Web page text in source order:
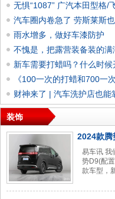
无惧“1087” 广汽本田型格/
汽车圈内卷急了 劳斯莱斯
雨水增多，做好车漆防护
不愧是，把露营装备装的
新车需要打蜡吗？什么时
《100一次的打蜡和700一
财神来了 | 汽车洗护店也能
装饰
2024款腾
易车讯 我
势D9(配
款车型，